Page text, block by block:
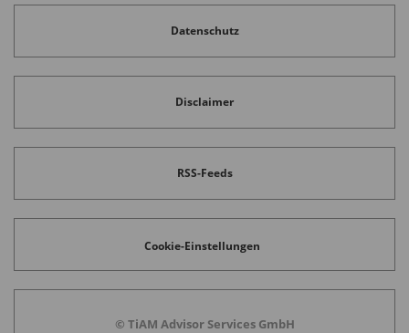
zusammen (Abbildung).
Datenschutz
Disclaimer
RSS-Feeds
Cookie-Einstellungen
© TiAM Advisor Services GmbH